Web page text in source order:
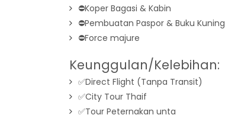
⛔️Koper Bagasi & Kabin
⛔️Pembuatan Paspor & Buku Kuning
⛔️Force majure
Keunggulan/Kelebihan:
✅Direct Flight (Tanpa Transit)
✅City Tour Thaif
✅Tour Peternakan unta